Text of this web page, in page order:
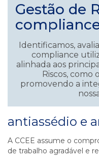
Gestão de
Identificamos,
compliance
alinhada aos
Riscos, como
promovendo a
antiassédio e
A CCEE assume o
de trabalho agradável e